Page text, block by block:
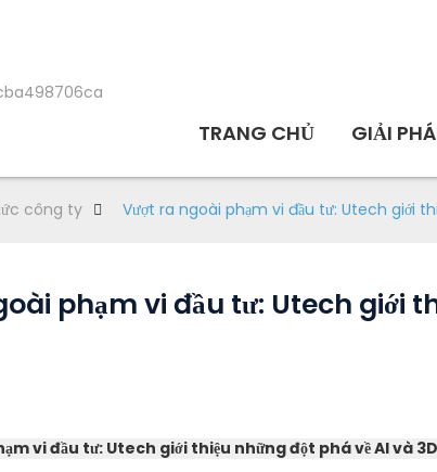
TRANG CHỦ GIẢI
công ty Vượt ra ngoài phạm vi đầu tư: Utech giới
phạm vi đầu tư: Utech giới
vi đầu tư: Utech giới thiệu những đột phá về AI và